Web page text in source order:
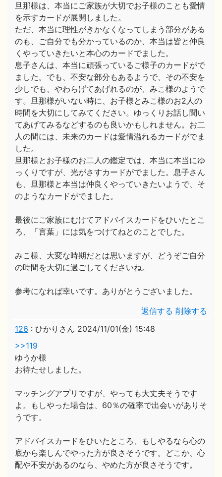
旦那様は、本当にご家族が大切でお子様のことも愛情
を示すカードが展開しました。
ただ、本当に理性がきかなくなってしまう部分がある
のも、ご自分でも分かっているのか、本当は皆と仲良
くやっていきたいと本心のカードでました。
息子さんは、本当に頑張っているご様子のカードがで
ました。でも、不安な部分もあるようで、その不安を
少しでも、やわらげてあげれるのが、みこ様のようで
す。旦那様がいない時に、お子様とみこ様のお2人の
時間を大切にしてみてください。ゆっくりお話し聞い
てあげてみるなどするのも良いかもしれません。お二
人の間には、未来のカードは愛情溢れるカードがでま
した。
旦那様とお子様のお二人の鑑定では、本当に本当にゆ
っくりですが、光がさすカードがでました。息子さん
も、旦那様と本当は仲良くやっていきたいようで、そ
のようなカードがでました。
最後にご家族にむけてアドバイスカードをひいたとこ
ろ、「言葉」には気をつけてねとのことでした。
みこ様、大変な時期だとは思いますが、どうぞご自分
の時間を大切に過ごしてくださいね。
参考になれば幸いです。ありがとうございました。
返信する 削除する
126 : ひかりさん 2024/11/01(金) 15:48
>>119
ゆうか様
お待たせしました。
マッチングアプリですが、やっても大丈夫そうです
よ。もしやった場合は、60％の確率で出会いがありそ
うです。
アドバイスカードをひいたところ、もしやるなら心の
底から楽しんでやった方が良さそうです。どこか、心
配や不安があるのなら、やめた方が良さそうです。